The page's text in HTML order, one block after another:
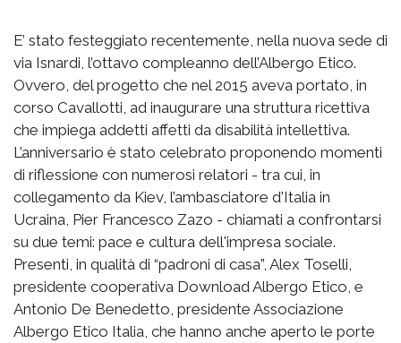
E’ stato festeggiato recentemente, nella nuova sede di
via Isnardi, l’ottavo compleanno dell’Albergo Etico.
Ovvero, del progetto che nel 2015 aveva portato, in
corso Cavallotti, ad inaugurare una struttura ricettiva
che impiega addetti affetti da disabilità intellettiva.
L’anniversario è stato celebrato proponendo momenti
di riflessione con numerosi relatori - tra cui, in
collegamento da Kiev, l’ambasciatore d'Italia in
Ucraina, Pier Francesco Zazo - chiamati a confrontarsi
su due temi: pace e cultura dell'impresa sociale.
Presenti, in qualità di “padroni di casa”, Alex Toselli,
presidente cooperativa Download Albergo Etico, e
Antonio De Benedetto, presidente Associazione
Albergo Etico Italia, che hanno anche aperto le porte